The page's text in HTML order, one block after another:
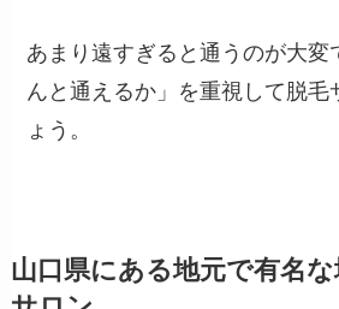
あまり遠すぎると通うのが大変
んと通えるか」を重視して脱毛
ょう。
山口県にある地元で有名